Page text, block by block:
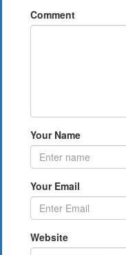
Comment
Your Name
Your Email
Website